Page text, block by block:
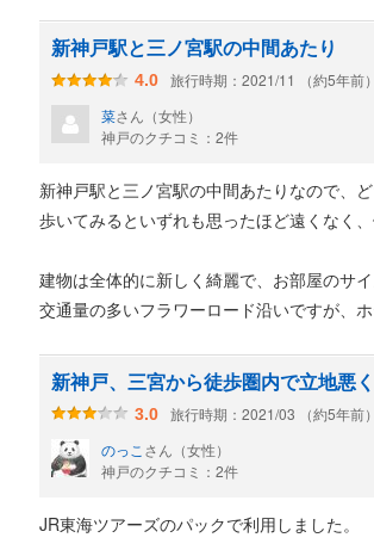
新神戸駅と三ノ宮駅の中間あたり
4.0
旅行時期：2021/11 （約5年前）
菜さん（女性）
神戸のクチコミ：2件
新神戸駅と三ノ宮駅の中間あたりなので、
歩いてみるといずれも思ったほど遠くなく
建物は全体的に新しく綺麗で、お部屋のサ
交通量の多いフラワーロード沿いですが、
アメニティも適度に充実しており、スリッ
ン後とお風呂上りで使い分けができて良かっ
チェックアウト後に荷物を預かって頂けた
直前予約かつ近隣ホテルの空き室が少ない
新神戸、三宮から徒歩圏内で立地悪
3.0
旅行時期：2021/03 （約5年前）
のっこ さん（女性）
神戸のクチコミ：2件
JR東海ツアーズのパックで利用しました。